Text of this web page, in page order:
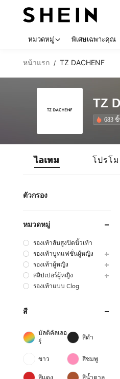
หมวดหมู่ พิเศษเฉพาะคุณ
หน้าแรก / TZ DACHENF
TZ
683
ไอเทม โปรโ
ตัวกรอง
หมวดหมู่
รองเท้าส้นสูงปิดนิ้วเท้า
รองเท้าบูทแฟชั่นผู้หญิง
รองเท้าผู้หญิง
สลิปเปอร์ผู้หญิง
รองเท้าแบบ Clog
สี
มัลติคัลเลอ
ร์
สีดำ
ขาว สีชมพู
สีแดง สีน้ำตาล